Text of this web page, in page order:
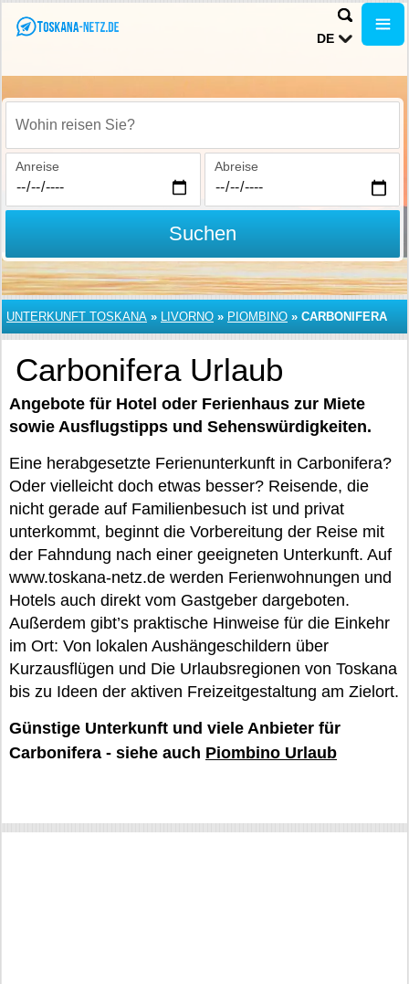
DE
Wohin reisen Sie?
Anreise Abreise
Suchen
UNTERKUNFT TOSKANA » LIVORNO » PIOMBINO » CARBONIFERA
Carbonifera Urlaub
Angebote für Hotel oder Ferienhaus zur Miete
sowie Ausflugstipps und Sehenswürdigkeiten.
Eine herabgesetzte Ferienunterkunft in Carbonifera?
Oder vielleicht doch etwas besser? Reisende, die
nicht gerade auf Familienbesuch ist und privat
unterkommt, beginnt die Vorbereitung der Reise mit
der Fahndung nach einer geeigneten Unterkunft. Auf
www.toskana-netz.de werden Ferienwohnungen und
Hotels auch direkt vom Gastgeber dargeboten.
Außerdem gibt’s praktische Hinweise für die Einkehr
im Ort: Von lokalen Aushängeschildern über
Kurzausflügen und Die Urlaubsregionen von Toskana
bis zu Ideen der aktiven Freizeitgestaltung am Zielort.
Günstige Unterkunft und viele Anbieter für
Carbonifera - siehe auch Piombino Urlaub